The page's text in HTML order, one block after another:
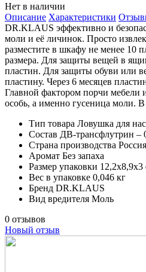
Нет в наличии
Описание Характеристики
DR.KLAUS эффективно и
моли и её личинок. Просто
разместите в шкафу не менее 10
размера. Для защиты вещей в
пластин. Для защиты обуви или
пластину. Через 6 месяцев
Главной фактором порчи мебели
особь, а именно гусеница моли.
Тип товара Ловушка для
Состав ДВ-трансфлутрин –
Страна производства Россия
Аромат Без запаха
Размер упаковки 12,2х8,9х3
Вес в упаковке 0,046 кг
Бренд DR.KLAUS
Вид вредителя Моль
0 отзывов
Новый отзыв